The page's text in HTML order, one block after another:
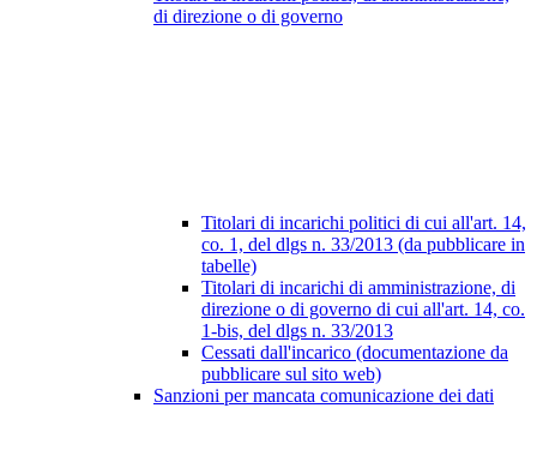
di direzione o di governo
Titolari di incarichi politici di cui all'art. 14,
co. 1, del dlgs n. 33/2013 (da pubblicare in
tabelle)
Titolari di incarichi di amministrazione, di
direzione o di governo di cui all'art. 14, co.
1-bis, del dlgs n. 33/2013
Cessati dall'incarico (documentazione da
pubblicare sul sito web)
Sanzioni per mancata comunicazione dei dati